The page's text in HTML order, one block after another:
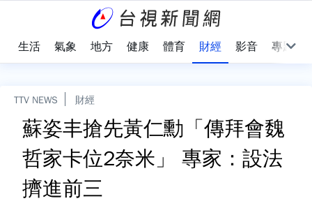
生活 氣象 地方 健康 體育 財經 影音 專題
TTV NEWS 財經
蘇姿丰搶先黃仁勳「傳拜會魏
哲家卡位2奈米」 專家：設法
擠進前三